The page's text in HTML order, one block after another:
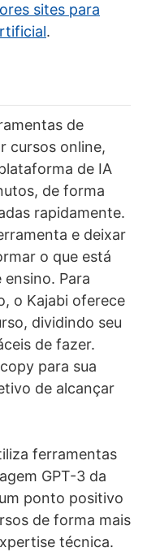
sites para
.
de
cursos online,
de IA
de forma
rapidamente.
e deixar
o que está
Para
o Kajabi oferece
dividindo seu
de fazer.
para sua
de alcançar
ferramentas
GPT-3 da
ponto positivo
de forma mais
técnica.